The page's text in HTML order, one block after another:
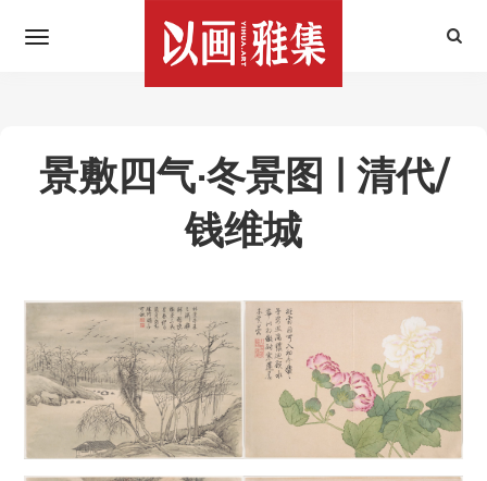
景敷四气·冬景图 | 清代/
钱维城